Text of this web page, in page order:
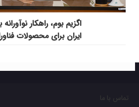
اگزیم بوم، راهکار
ایران برای محصولات
تماس با ما